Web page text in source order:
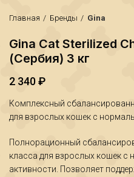
Главная Бренды Gina
Gina Cat Sterilized
(Сербия) 3 кг
2 340₽
Комплексный
для взрослых кошек с
Полнорационный
класса для взрослых кошек
активности. Позволяет